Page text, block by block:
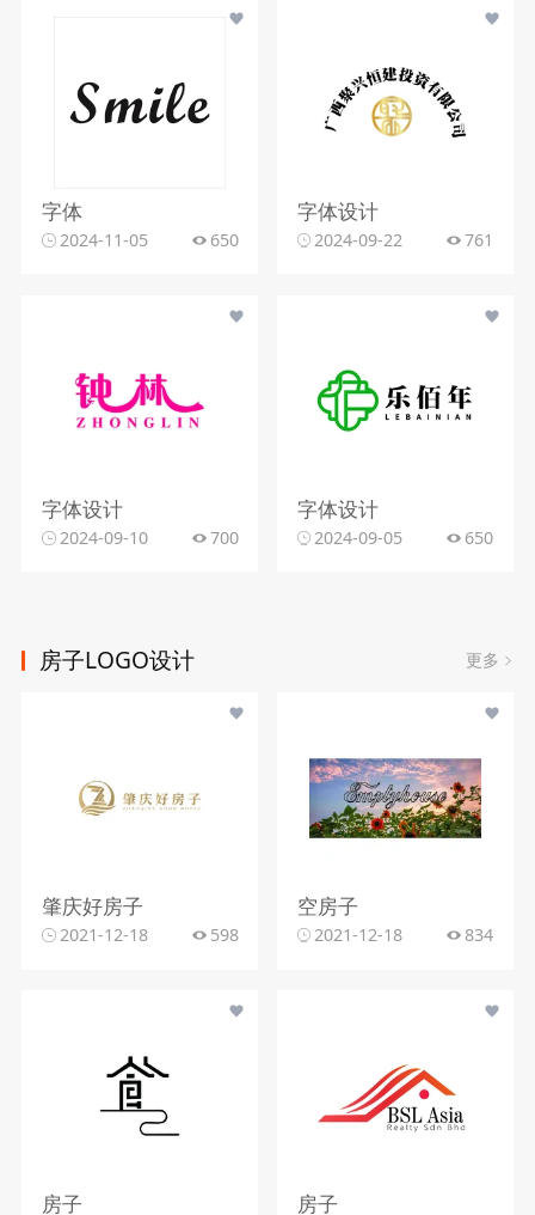
字体
2024-11-05 650
字体设计
2024-09-22 761
字体设计
2024-09-10 700
字体设计
2024-09-05 650
房子LOGO设计 更多
肇庆好房子
2021-12-18 598
空房子
2021-12-18 834
房子 房子